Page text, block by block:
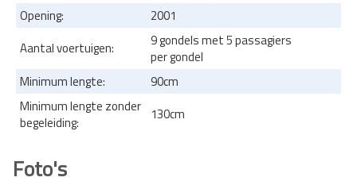
Opening:
2001
Aantal voertuigen:
9 gondels met 5 passagiers
per gondel
Minimum lengte:
90cm
Minimum lengte zonder
begeleiding:
130cm
Foto's